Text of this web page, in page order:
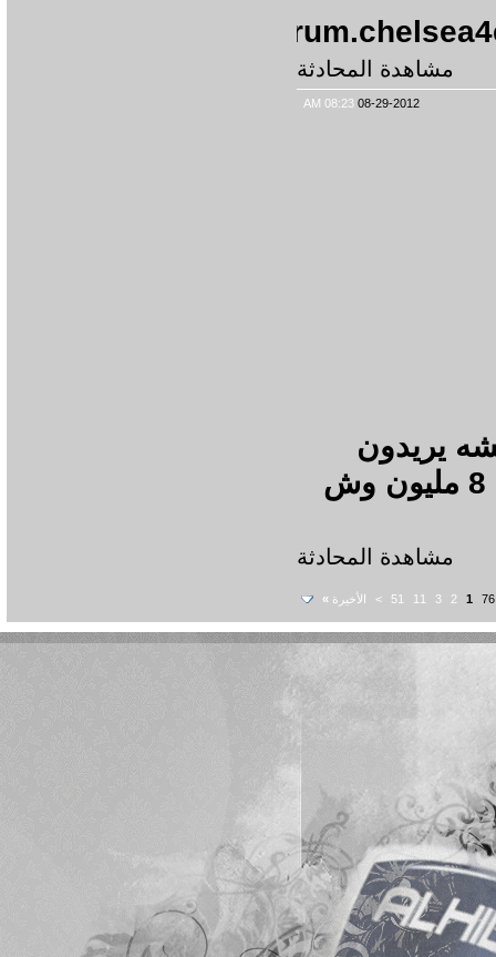
http://
المحادثة
08-29-2012
08:23 AM
مليون وانت مترجم يريدون 8 مليون وش
المحادثة
3
11
51 الأخيرة»